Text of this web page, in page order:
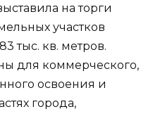
на торги
участков
тыс. кв. метров.
для коммерческого,
освоения и
города,